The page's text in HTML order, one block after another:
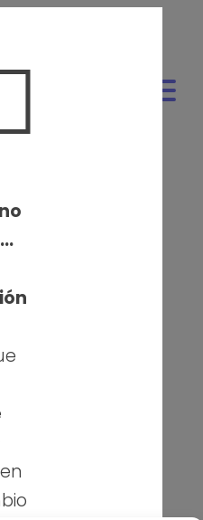
mí
en mis redes